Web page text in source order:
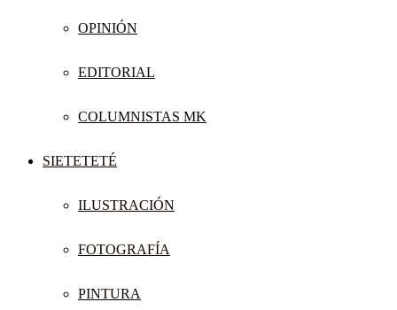
OPINIÓN
EDITORIAL
COLUMNISTAS MK
SIETETETÉ
ILUSTRACIÓN
FOTOGRAFÍA
PINTURA